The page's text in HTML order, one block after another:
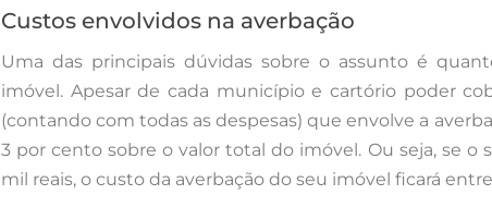
Custos envolvidos na averbação
Uma das principais dúvidas sobre o assunto é
imóvel. Apesar de cada município e cartório poder
(contando com todas as despesas) que envolve a
3 por cento sobre o valor total do imóvel. Ou seja, se o
mil reais, o custo da averbação do seu imóvel ficará